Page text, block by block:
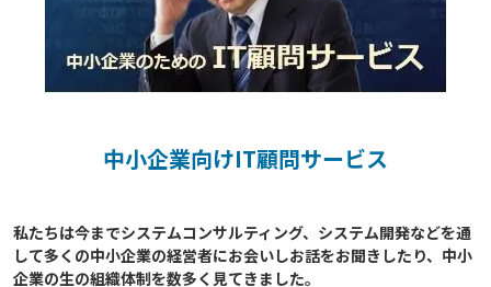
中小企業向けIT顧問サービス
私たちは今までシステムコンサルティング、システム開発などを通
して多くの中小企業の経営者にお会いしお話をお聞きしたり、中小
企業の生の組織体制を数多く見てきました。